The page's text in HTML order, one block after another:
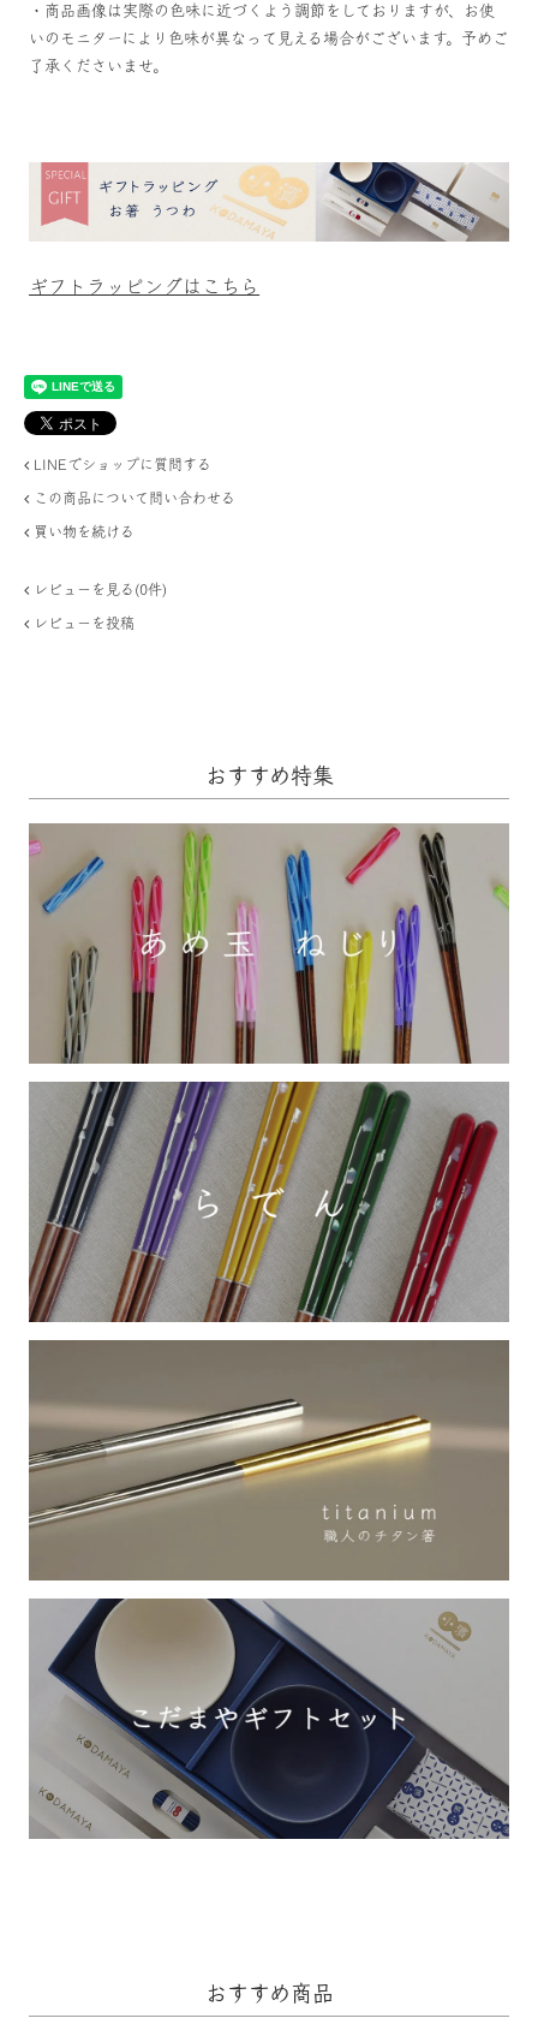
・商品画像は実際の色味に近づくよう調節をしておりますが、お使
いのモニターにより色味が異なって見える場合がございます。予めご
了承くださいませ。
ギフトラッピングはこちら
LINEでショップに質問する
この商品について問い合わせる
買い物を続ける
レビューを見る(0件)
レビューを投稿
おすすめ特集
おすすめ商品